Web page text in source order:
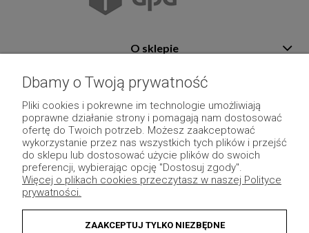
O sklepie
Płatność i dostawa
Moje konto
Pozostałe
Dbamy o Twoją prywatność
Pliki cookies i pokrewne im technologie umożliwiają
poprawne działanie strony i pomagają nam dostosować
ofertę do Twoich potrzeb. Możesz zaakceptować
wykorzystanie przez nas wszystkich tych plików i przejść
do sklepu lub dostosować użycie plików do swoich
preferencji, wybierając opcję "Dostosuj zgody".
Więcej o plikach cookies przeczytasz w naszej Polityce
prywatności.
ZAAKCEPTUJ TYLKO NIEZBĘDNE